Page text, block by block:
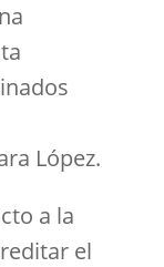
López.
a la
el